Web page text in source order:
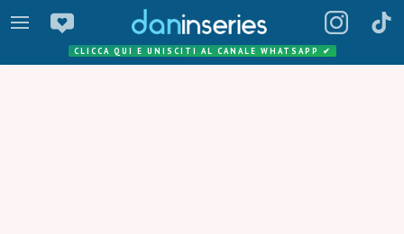
CLICCA QUI E UNISCITI AL CANALE WHATSAPP ✔